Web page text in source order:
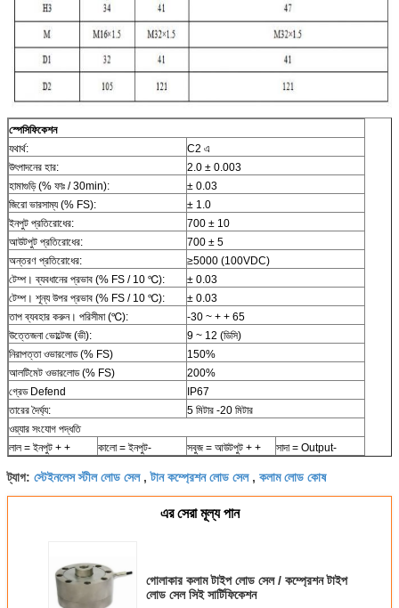
স্পেসিফিকেশন
যথার্থ:
C2 এ
উৎপাদনের হার:
2.0 ± 0.003
হামাগুড়ি (% ফাঃ / 30min):
± 0.03
জিরো ভারসাম্য (% FS):
± 1.0
ইনপুট প্রতিরোধের:
700 ± 10
আউটপুট প্রতিরোধের:
700 ± 5
অন্তরণ প্রতিরোধের:
≥5000 (100VDC)
টেম্প। ব্যবধানের প্রভাব (% FS / 10 ℃):
± 0.03
টেম্প। শূন্য উপর প্রভাব (% FS / 10 ℃):
± 0.03
তাপ ব্যবহার করুন। পরিসীমা (℃):
-30 ~ + + 65
উত্তেজনা ভোল্টেজ (ভী):
9 ~ 12 (ডিসি)
নিরাপত্তা ওভারলোড (% FS)
150%
আলটিমেট ওভারলোড (% FS)
200%
গ্রেড Defend
IP67
তারের দৈর্ঘ্য:
5 মিটার -20 মিটার
ওয়্যার সংযোগ পদ্ধতি
লাল = ইনপুট + +
কালো = ইনপুট- সবুজ = আউটপুট + + সাদা = Output-
ট্যাগ: স্টেইনলেস স্টীল লোড সেল,টান কম্প্রেশন লোড সেল, কলাম লোড কোষ
এর সেরা মূল্য পান
গোলাকার কলাম টাইপ লোড সেল / কম্প্রেশন টাইপ
লোড সেল সিই সার্টিফিকেশন